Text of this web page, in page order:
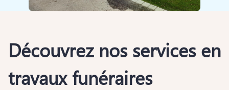
Découvrez nos services en
travaux funéraires